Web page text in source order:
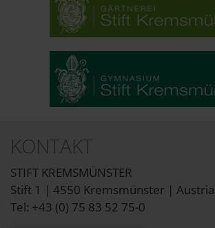
KONTAKT
STIFT KREMSMÜNSTER
Stift 1 | 4550 Kremsmünster | Austria
Tel: +43 (0) 75 83 52 75-0